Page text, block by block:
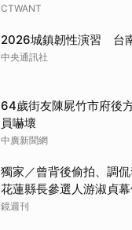
CTWANT
2026城鎮韌性演習 台
中央通訊社
64歲街友陳屍竹市府後
員嚇壞
中廣新聞網
獨家／曾背後偷拍、調
花蓮縣長參選人游淑貞
鏡週刊